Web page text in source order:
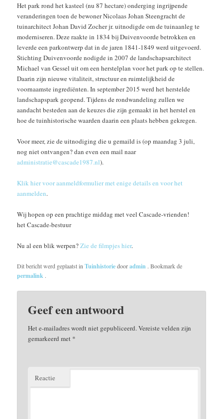
Het park rond het kasteel (nu 87 hectare) onderging ingrijpende
veranderingen toen de bewoner Nicolaas Johan Steengracht de
tuinarchitect Johan David Zocher jr. uitnodigde om de tuinaanleg te
moderniseren. Deze raakte in 1834 bij Duivenvoorde betrokken en
leverde een parkontwerp dat in de jaren 1841-1849 werd uitgevoerd.
Stichting Duivenvoorde nodigde in 2007 de landschapsarchitect
Michael van Gessel uit om een herstelplan voor het park op te stellen.
Daarin zijn nieuwe vitaliteit, structuur en ruimtelijkheid de
voornaamste ingrediënten. In september 2015 werd het herstelde
landschapspark geopend. Tijdens de rondwandeling zullen we
aandacht besteden aan de keuzes die zijn gemaakt in het herstel en
hoe de tuinhistorische waarden daarin een plaats hebben gekregen.
Voor meer, zie de uitnodiging die u gemaild is (op maandag 3 juli,
nog niet ontvangen? dan even een mail naar
administratie@cascade1987.nl).
Klik hier voor aanmeldformulier met enige details en voor het
aanmelden.
Wij hopen op een prachtige middag met veel Cascade-vrienden!
het Cascade-bestuur
Nu al een blik werpen?Zie de filmpjes hier.
Dit bericht werd geplaatst inTuinhistoriedooradmin . Bookmark de
permalink .
Geef een antwoord
Het e-mailadres wordt niet gepubliceerd. Vereiste velden zijn
gemarkeerd met *
Reactie